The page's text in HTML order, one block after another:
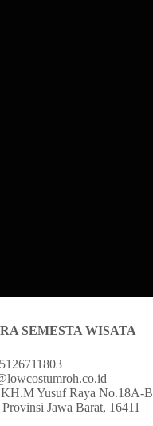
SEMESTA WISATA
KH.M Yusuf Raya No.18A-B
Jawa Barat, 16411